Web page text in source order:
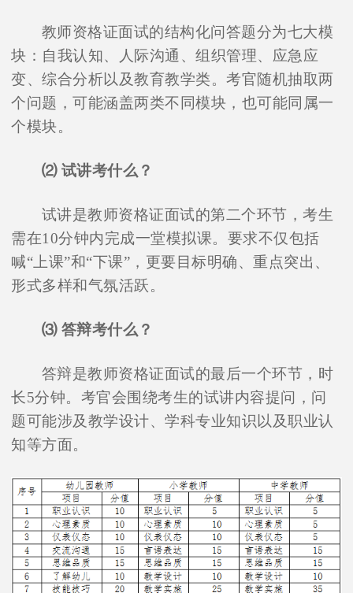
教师资格证面试的结构化问答题分为七大模
块：自我认知、人际沟通、组织管理、应急应
变、综合分析以及教育教学类。考官随机抽取两
个问题，可能涵盖两类不同模块，也可能同属一
个模块。
⑵ 试讲考什么？
试讲是教师资格证面试的第二个环节，考生
需在10分钟内完成一堂模拟课。要求不仅包括
喊“上课”和“下课”，更要目标明确、重点突出、
形式多样和气氛活跃。
⑶ 答辩考什么？
答辩是教师资格证面试的最后一个环节，时
长5分钟。考官会围绕考生的试讲内容提问，问
题可能涉及教学设计、学科专业知识以及职业认
知等方面。